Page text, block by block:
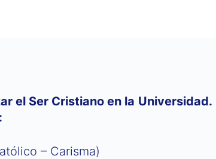
el Ser Cristiano en la Universidad.
– Carisma)